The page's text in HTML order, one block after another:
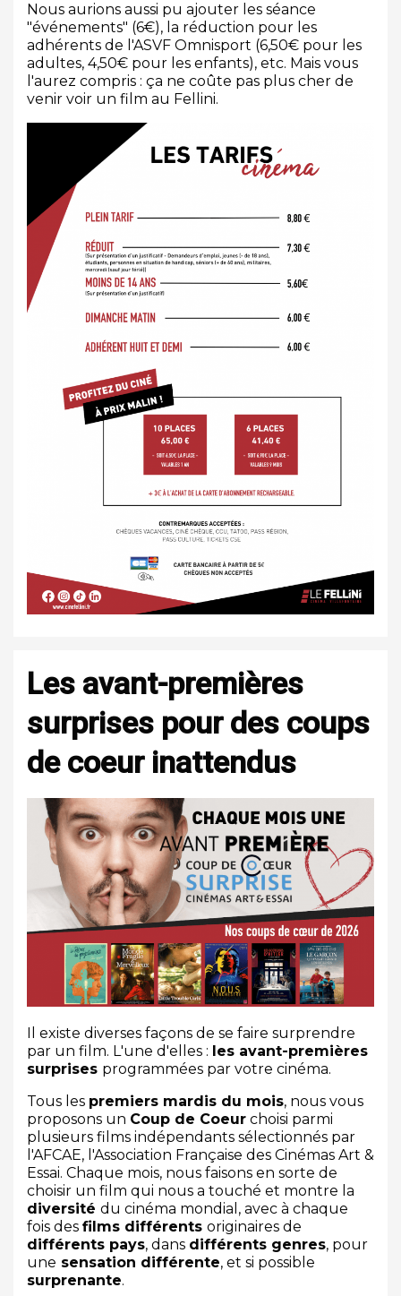
Nous aurions aussi pu ajouter les séance
"événements" (6€), la réduction pour les
adhérents de l'ASVF Omnisport (6,50€ pour les
adultes, 4,50€ pour les enfants), etc. Mais vous
l'aurez compris : ça ne coûte pas plus cher de
venir voir un film au Fellini.
Les avant-premières
surprises pour des coups
de coeur inattendus
Il existe diverses façons de se faire surprendre
par un film. L'une d'elles : les avant-premières
surprises programmées par votre cinéma.
Tous les premiers mardis du mois, nous vous
proposons un Coup de Coeur choisi parmi
plusieurs films indépendants sélectionnés par
l'AFCAE, l'Association Française des Cinémas Art &
Essai. Chaque mois, nous faisons en sorte de
choisir un film qui nous a touché et montre la
diversité du cinéma mondial, avec à chaque
fois des films différents originaires de
différents pays, dans différents genres, pour
une sensation différente, et si possible
surprenante.